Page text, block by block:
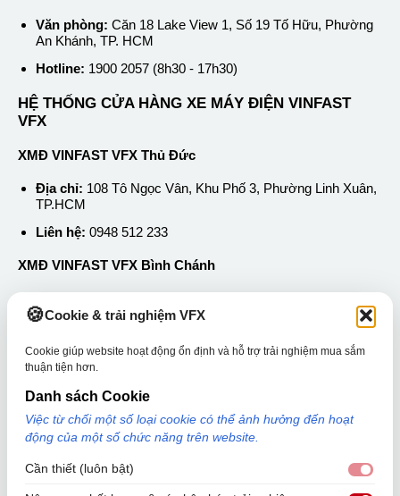
Cookie & trải nghiệm VFX
Cookie giúp website hoạt động ổn định và hỗ trợ trải nghiệm mua sắm
thuận tiện hơn.
Danh sách Cookie
Việc từ chối một số loại cookie có thể ảnh hưởng đến hoạt
động của một số chức năng trên website.
Cần thiết (luôn bật)
Văn phòng: Căn 18 Lake View 1, Số 19 Tố Hữu, Phường
An Khánh, TP. HCM
Hotline: 1900 2057 (8h30 - 17h30)
HỆ THỐNG CỬA HÀNG XE MÁY ĐIỆN VINFAST
VFX
XMĐ VINFAST VFX Thủ Đức
Địa chỉ: 108 Tô Ngọc Vân, Khu Phố 3, Phường Linh Xuân,
TP.HCM
Liên hệ: 0948 512 233
XMĐ VINFAST VFX Bình Chánh
Liên hệ:
0889 252 233
Thông tin về VFX
Liên hệ
Hệ thống cửa hàng